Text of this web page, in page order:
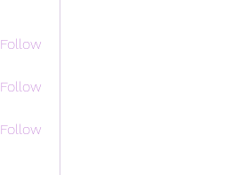
Follow
Follow
Follow